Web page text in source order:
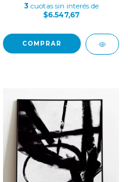
3 cuotas sin interés de
$6.547,67
COMPRAR